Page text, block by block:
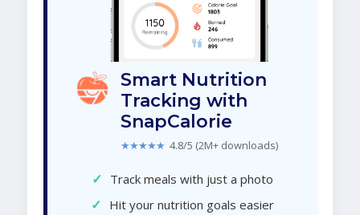
Smart Nutrition
Tracking with
SnapCalorie
★★★★★ 4.8/5 (2M+ downloads)
✓ Track meals with just a photo
✓ Hit your nutrition goals easier